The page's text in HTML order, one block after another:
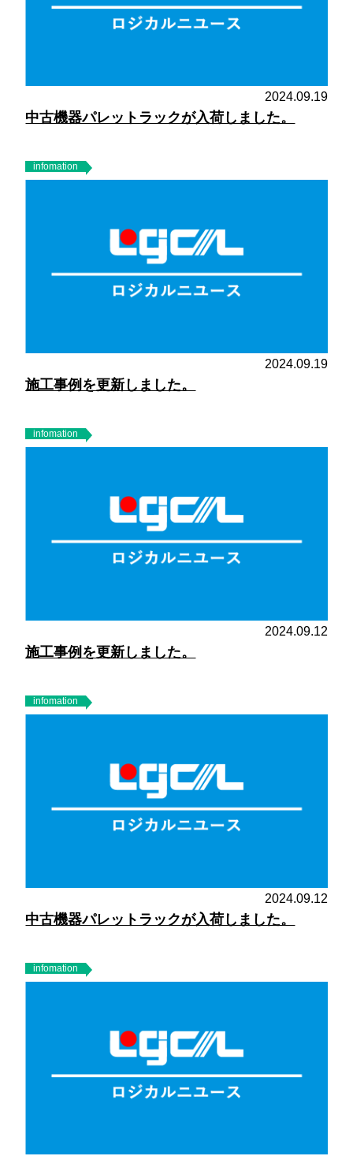
2024.09.19
中古機器パレットラックが入荷しました。
infomation
2024.09.19
施工事例を更新しました。
infomation
2024.09.12
施工事例を更新しました。
infomation
2024.09.12
中古機器パレットラックが入荷しました。
infomation